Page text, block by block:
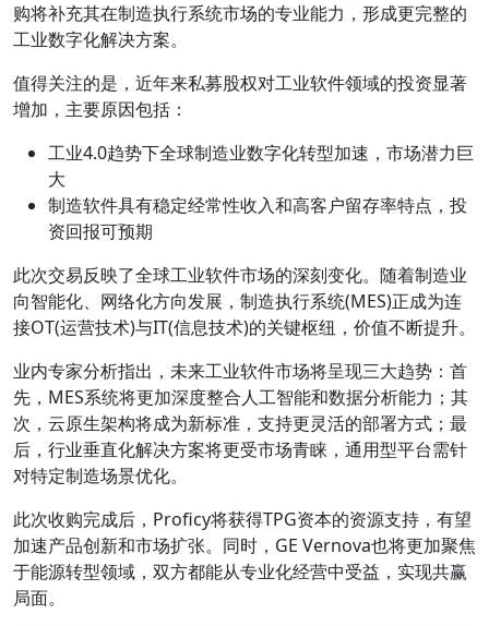
购将补充其在制造执行系统市场的专业能力，形成更完整的
工业数字化解决方案。
值得关注的是，近年来私募股权对工业软件领域的投资显著
增加，主要原因包括：
工业4.0趋势下全球制造业数字化转型加速，市场潜力巨
大
制造软件具有稳定经常性收入和高客户留存率特点，投
资回报可预期
此次交易反映了全球工业软件市场的深刻变化。随着制造业
向智能化、网络化方向发展，制造执行系统(MES)正成为连
接OT(运营技术)与IT(信息技术)的关键枢纽，价值不断提升。
业内专家分析指出，未来工业软件市场将呈现三大趋势：首
先，MES系统将更加深度整合人工智能和数据分析能力；其
次，云原生架构将成为新标准，支持更灵活的部署方式；最
后，行业垂直化解决方案将更受市场青睐，通用型平台需针
对特定制造场景优化。
此次收购完成后，Proficy将获得TPG资本的资源支持，有望
加速产品创新和市场扩张。同时，GE Vernova也将更加聚焦
于能源转型领域，双方都能从专业化经营中受益，实现共赢
局面。